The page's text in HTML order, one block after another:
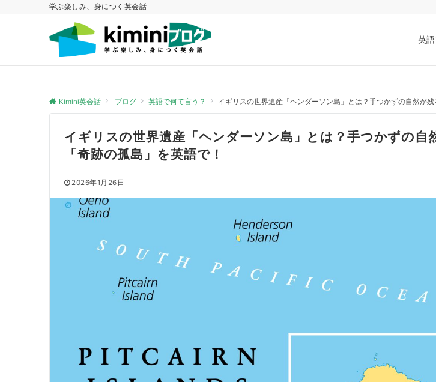
学ぶ楽しみ、身につく英会話
英
Kimini英会話 ブログ 英語で何て言う？ イギリスの世界遺産「ヘンダーソン島」とは？手つかずの自然が残
イギリスの世界遺産「ヘンダーソン島」とは？手つかずの自
「奇跡の孤島」を英語で！
2026年1月26日